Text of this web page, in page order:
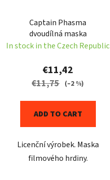
Captain Phasma
dvoudílná maska
In stock in the Czech Republic
€11,42
€11,75 (–2 %)
ADD TO CART
Licenční výrobek. Maska
filmového hrdiny.